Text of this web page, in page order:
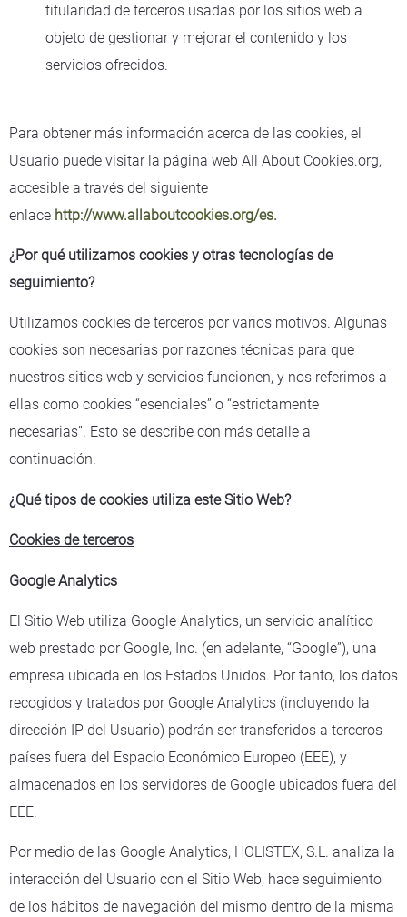
titularidad de terceros usadas por los sitios web a
objeto de gestionar y mejorar el contenido y los
servicios ofrecidos.
Para obtener más información acerca de las cookies, el
Usuario puede visitar la página web All About Cookies.org,
accesible a través del siguiente
enlace http://www.allaboutcookies.org/es.
¿Por qué utilizamos cookies y otras tecnologías de
seguimiento?
Utilizamos cookies de terceros por varios motivos. Algunas
cookies son necesarias por razones técnicas para que
nuestros sitios web y servicios funcionen, y nos referimos a
ellas como cookies “esenciales” o “estrictamente
necesarias”. Esto se describe con más detalle a
continuación.
¿Qué tipos de cookies utiliza este Sitio Web?
Cookies de terceros
Google Analytics
El Sitio Web utiliza Google Analytics, un servicio analítico
web prestado por Google, Inc. (en adelante, “Google”), una
empresa ubicada en los Estados Unidos. Por tanto, los datos
recogidos y tratados por Google Analytics (incluyendo la
dirección IP del Usuario) podrán ser transferidos a terceros
países fuera del Espacio Económico Europeo (EEE), y
almacenados en los servidores de Google ubicados fuera del
EEE.
Por medio de las Google Analytics, HOLISTEX, S.L. analiza la
interacción del Usuario con el Sitio Web, hace seguimiento
de los hábitos de navegación del mismo dentro de la misma